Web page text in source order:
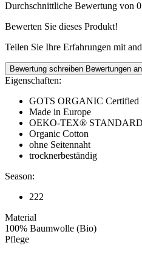
Durchschnittliche Bewertung von
Bewerten Sie dieses Produkt!
Teilen Sie Ihre Erfahrungen mit
Bewertung schreiben Bewertungen
Eigenschaften:
GOTS ORGANIC Certified
Made in Europe
OEKO-TEX® STANDARD
Organic Cotton
ohne Seitennaht
trocknerbeständig
Season:
222
Material
100% Baumwolle (Bio)
Pflege